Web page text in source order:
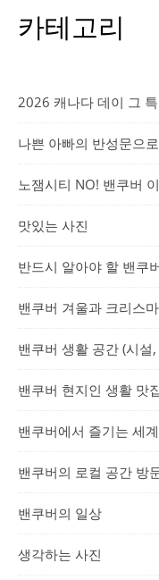
카테고리
2026 캐나다 데이 그
나쁜 아빠의 반성문으
노잼시티 NO! 밴쿠버
맛있는 사진
반드시 알아야 할 밴쿠
밴쿠버 겨울과 크리스
밴쿠버 생활 공간 (시설
밴쿠버 현지인 생활 맛
밴쿠버에서 즐기는 세
밴쿠버의 로컬 공간 방
밴쿠버의 일상
생각하는 사진